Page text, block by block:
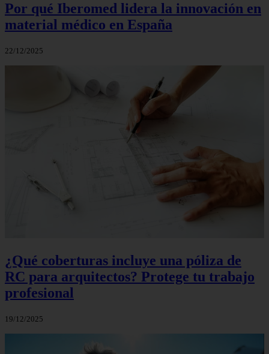
Por qué Iberomed lidera la innovación en
material médico en España
22/12/2025
¿Qué coberturas incluye una póliza de
RC para arquitectos? Protege tu trabajo
profesional
19/12/2025